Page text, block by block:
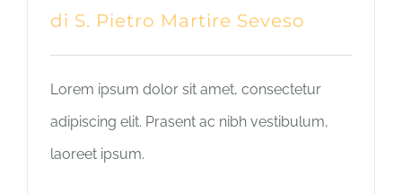
di S. Pietro Martire Seveso
Lorem ipsum dolor sit amet, consectetur
adipiscing elit. Prasent ac nibh vestibulum,
laoreet ipsum.